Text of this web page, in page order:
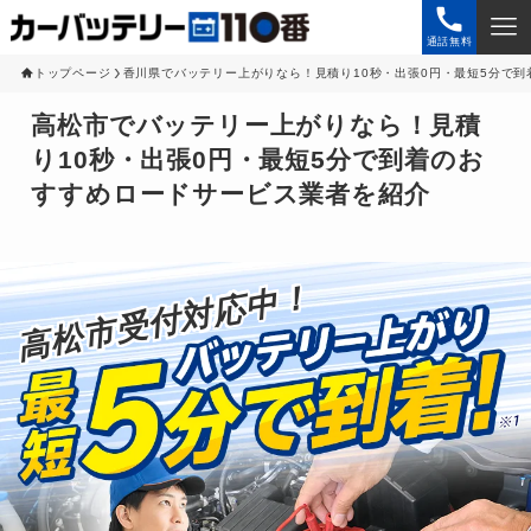
通話無料
トップページ 香川県でバッテリー上がりなら！見積り10秒・出張0円・最短5分で
高松市でバッテリー上がりなら！見積
り10秒・出張0円・最短5分で到着のお
すすめロードサービス業者を紹介
高松市受付対応中！